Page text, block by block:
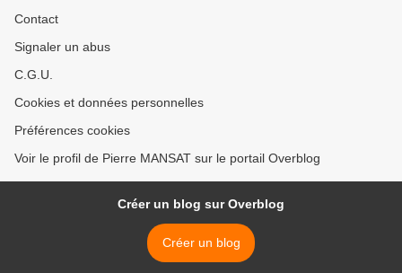
Contact
Signaler un abus
C.G.U.
Cookies et données personnelles
Préférences cookies
Voir le profil de Pierre MANSAT sur le portail Overblog
Créer un blog sur Overblog
Créer un blog